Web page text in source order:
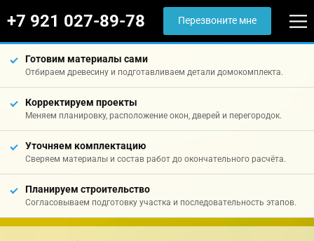
+7 921 027-89-78 Перезвоните мне
Готовим материалы сами
Отбираем древесину и подготавливаем детали домокомплекта.
Корректируем проекты
Меняем планировку, расположение окон, дверей и перегородок.
Уточняем комплектацию
Сверяем материалы и состав работ до окончательного расчёта.
Планируем строительство
Согласовываем подготовку участка и последовательность этапов.